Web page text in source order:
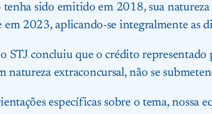
sido emitido em 2018, sua natureza
em 2023, aplicando-se integralmente as
STJ concluiu que o crédito
natureza extraconcursal, não se
específicas sobre o tema, nossa